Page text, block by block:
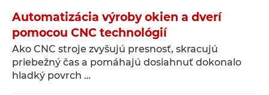
Automatizácia výroby okien a dverí
pomocou CNC technológií
Ako CNC stroje zvyšujú presnosť, skracujú
priebežný čas a pomáhajú dosiahnuť dokonalo
hladký povrch …